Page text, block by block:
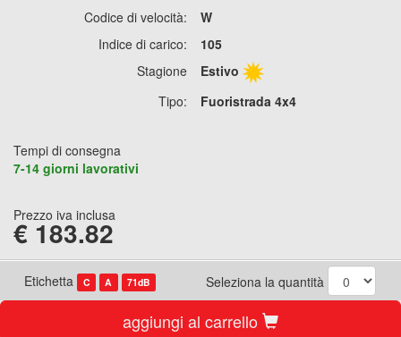
Codice di velocità:
W
Indice di carico:
105
Stagione
Estivo
Tipo:
Fuoristrada 4x4
Tempi di consegna
7-14 giorni lavorativi
Prezzo iva inclusa
€ 183.82
Etichetta C A 71dB Seleziona la quantità
aggiungi al carrello